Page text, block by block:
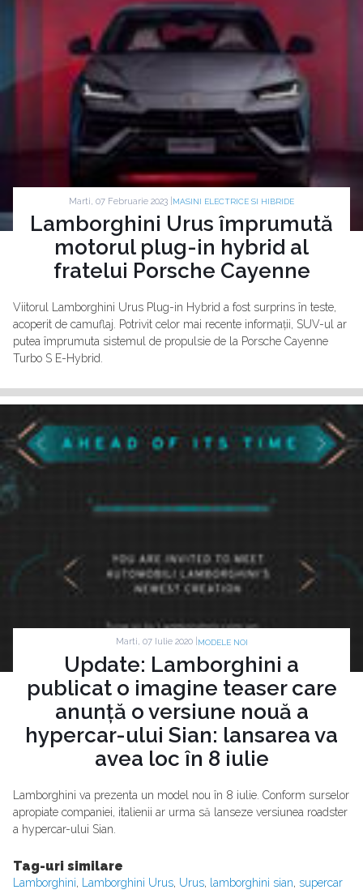
Marti, 07 Februarie 2023 | MASINI ELECTRICE SI HIBRIDE
Lamborghini Urus împrumută
motorul plug-in hybrid al
fratelui Porsche Cayenne
Viitorul Lamborghini Urus Plug-in Hybrid a fost surprins în teste,
acoperit de camuflaj. Potrivit celor mai recente informații, SUV-ul ar
putea împrumuta sistemul de propulsie de la Porsche Cayenne
Turbo S E-Hybrid.
Marti, 07 Iulie 2020 | MODELE NOI
Update: Lamborghini a
publicat o imagine teaser care
anunță o versiune nouă a
hypercar-ului Sian: lansarea va
avea loc în 8 iulie
Lamborghini va prezenta un model nou în 8 iulie. Conform surselor
apropiate companiei, italienii ar urma să lanseze versiunea roadster
a hypercar-ului Sian.
Tag-uri similare
Lamborghini, Lamborghini Urus, Urus, lamborghini sian, supercar